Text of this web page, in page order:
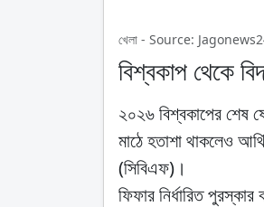
খেলা - Source:
বিশ্বকাপ থেকে
২০২৬ বিশ্বকাপের শেষ
মাঠে হতাশা থাকলেও
(সিবিএফ)।
ফিফার নির্ধারিত